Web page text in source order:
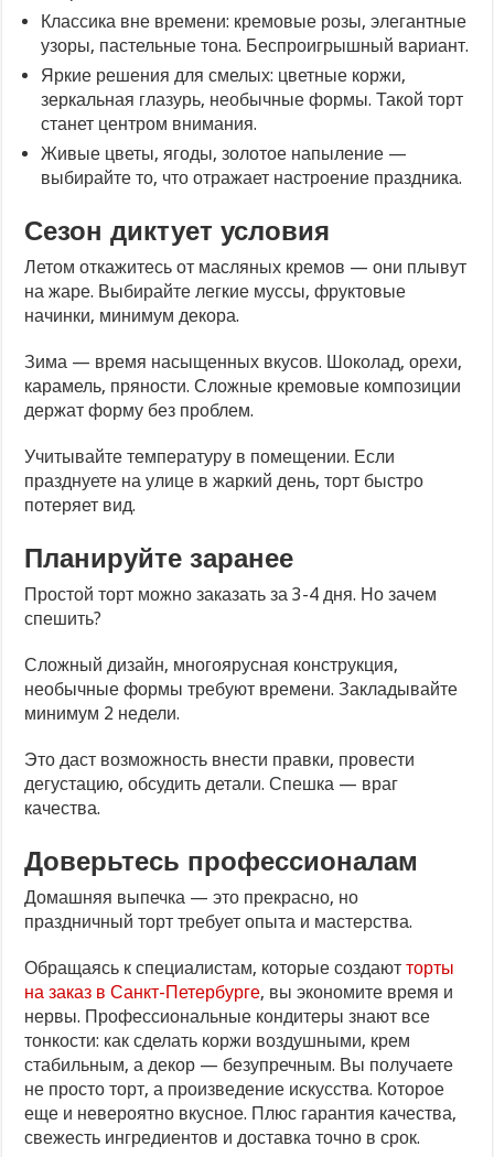
Классика вне времени: кремовые розы, элегантные
узоры, пастельные тона. Беспроигрышный вариант.
Яркие решения для смелых: цветные коржи,
зеркальная глазурь, необычные формы. Такой торт
станет центром внимания.
Живые цветы, ягоды, золотое напыление —
выбирайте то, что отражает настроение праздника.
Сезон диктует условия
Летом откажитесь от масляных кремов — они плывут
на жаре. Выбирайте легкие муссы, фруктовые
начинки, минимум декора.
Зима — время насыщенных вкусов. Шоколад, орехи,
карамель, пряности. Сложные кремовые композиции
держат форму без проблем.
Учитывайте температуру в помещении. Если
празднуете на улице в жаркий день, торт быстро
потеряет вид.
Планируйте заранее
Простой торт можно заказать за 3-4 дня. Но зачем
спешить?
Сложный дизайн, многоярусная конструкция,
необычные формы требуют времени. Закладывайте
минимум 2 недели.
Это даст возможность внести правки, провести
дегустацию, обсудить детали. Спешка — враг
качества.
Доверьтесь профессионалам
Домашняя выпечка — это прекрасно, но
праздничный торт требует опыта и мастерства.
Обращаясь к специалистам, которые создаютторты
на заказ в Санкт-Петербурге, вы экономите время и
нервы. Профессиональные кондитеры знают все
тонкости: как сделать коржи воздушными, крем
стабильным, а декор — безупречным. Вы получаете
не просто торт, а произведение искусства. Которое
еще и невероятно вкусное. Плюс гарантия качества,
свежесть ингредиентов и доставка точно в срок.